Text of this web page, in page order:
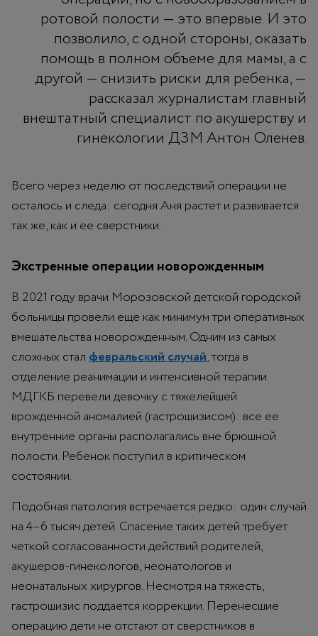
ротовой полости — это впервые. И это
позволило, с одной стороны, оказать
помощь в полном объеме для мамы, а с
другой — снизить риски для ребенка, —
рассказал журналистам главный
внештатный специалист по акушерству и
гинекологии ДЗМ Антон Оленев.
Всего через неделю от последствий операции не
осталось и следа: сегодня Аня растет и развивается
так же, как и ее сверстники.
Экстренные операции новорожденным
В 2021 году врачи Морозовской детской городской
больницы провели еще как минимум три оперативных
вмешательства новорожденным. Одним из самых
сложных сталфевральский случай, тогда в
отделение реанимации и интенсивной терапии
МДГКБ перевели девочку с тяжелейшей
врожденной аномалией (гастрошизисом): все ее
внутренние органы располагались вне брюшной
полости. Ребенок поступил в критическом
состоянии.
Подобная патология встречается редко: один случай
на 4–6 тысяч детей. Спасение таких детей требует
четкой согласованности действий родителей,
акушеров-гинекологов, неонатологов и
неонатальных хирургов. Несмотря на тяжесть,
гастрошизис поддается коррекции. Перенесшие
операцию дети не отстают от сверстников в